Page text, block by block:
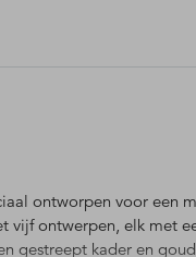
ontworpen voor een
vijf ontwerpen, elk met
gestreept kader en